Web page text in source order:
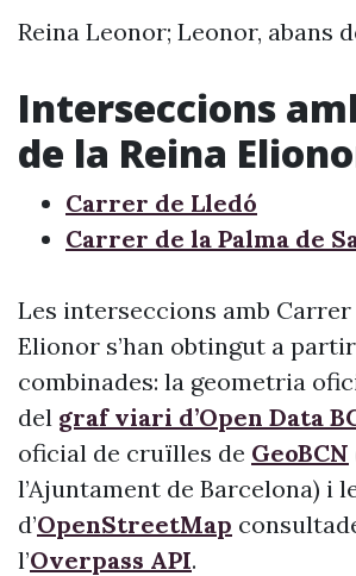
Reina Leonor; Leonor, abans
Interseccions
de la Reina
Carrer de Lledó
Carrer de la Palma de
Les interseccions amb Carrer
Elionor s’han obtingut a
combinades: la geometria
del graf viari d’Open Data
oficial de cruïlles de GeoBCN
l’Ajuntament de Barcelona) i
d’OpenStreetMap
l’Overpass API.